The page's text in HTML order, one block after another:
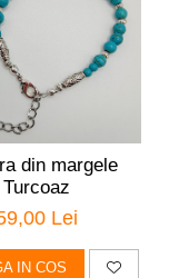
din margele
Turcoaz
Lei
IN COS